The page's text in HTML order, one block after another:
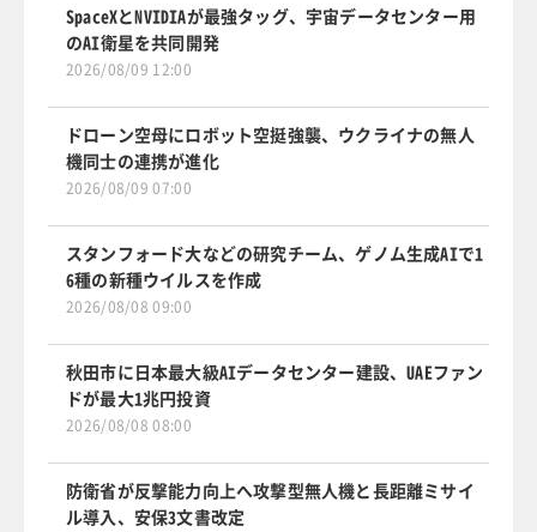
SpaceXとNVIDIAが最強タッグ、宇宙データセンター用
のAI衛星を共同開発
2026/08/09 12:00
ドローン空母にロボット空挺強襲、ウクライナの無人
機同士の連携が進化
2026/08/09 07:00
スタンフォード大などの研究チーム、ゲノム生成AIで1
6種の新種ウイルスを作成
2026/08/08 09:00
秋田市に日本最大級AIデータセンター建設、UAEファン
ドが最大1兆円投資
2026/08/08 08:00
防衛省が反撃能力向上へ攻撃型無人機と長距離ミサイ
ル導入、安保3文書改定